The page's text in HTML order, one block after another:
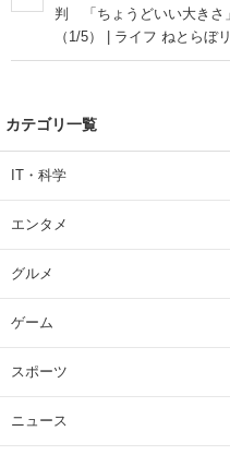
判 「ちょうどいい大きさ
（1/5） | ライフ ねとらぼ
カテゴリ一覧
IT・科学
エンタメ
グルメ
ゲーム
スポーツ
ニュース